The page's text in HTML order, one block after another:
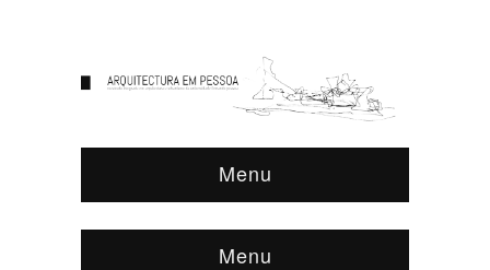
Menu
Menu